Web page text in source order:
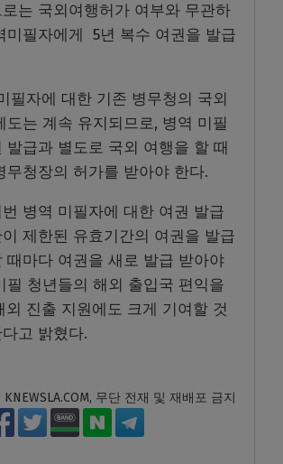
는 국외여행허가 여부와 무관하
미필자에게 5년 복수 여권을 발급
필자에 대한 기존 병무청의 국외
도는 계속 유지되므로, 병역 미필
발급과 별도로 국외 여행을 할 때
무청장의 허가를 받아야 한다.
병역 미필자에 대한 여권 발급
제한된 유효기간의 여권을 발급
때마다 여권을 새로 발급 받아야
필 청년들의 해외 출입국 편익을
외 진출 지원에도 크게 기여할 것
고 밝혔다.
무단 전재 및 재배포 금지